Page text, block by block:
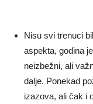
Nisu svi trenuci
aspekta, godina
neizbežni, ali
dalje. Ponekad
izazova, ali čak i